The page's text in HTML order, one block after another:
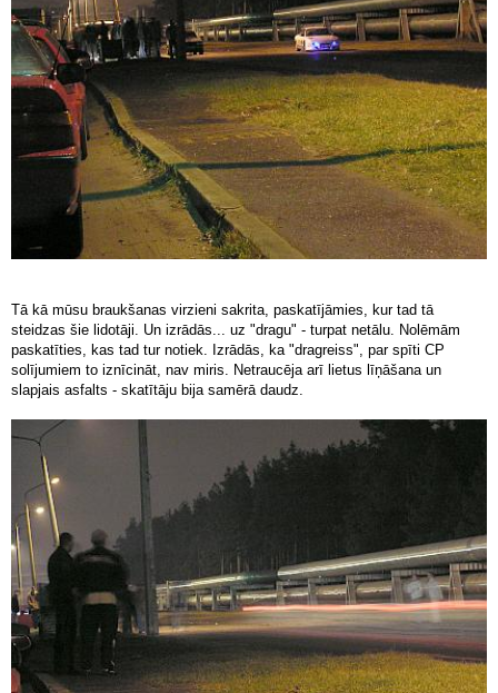
Tā kā mūsu braukšanas virzieni sakrita, paskatījāmies, kur tad tā
steidzas šie lidotāji. Un izrādās... uz "dragu" - turpat netālu. Nolēmām
paskatīties, kas tad tur notiek. Izrādās, ka "dragreiss", par spīti CP
solījumiem to iznīcināt, nav miris. Netraucēja arī lietus līņāšana un
slapjais asfalts - skatītāju bija samērā daudz.